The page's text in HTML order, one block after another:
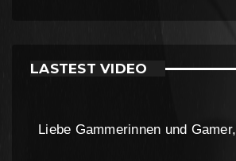
LASTEST VIDEO
Liebe Gammerinnen und Gamer,